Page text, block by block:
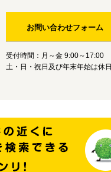
お問い合わせフォーム
受付時間：月～金 9:00～17:00
土・日・祝日及び年末年始は休日